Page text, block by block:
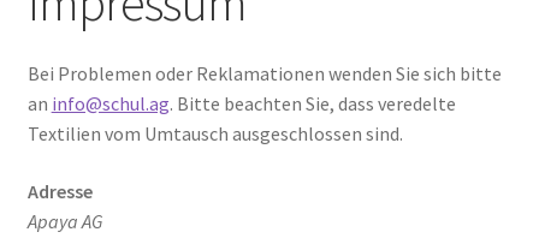
Kasse
Mein Konto
Versand
Bei Problemen oder Reklamationen wenden Sie sich bitte
an info@schul.ag. Bitte beachten Sie, dass veredelte
Textilien vom Umtausch ausgeschlossen sind.
Adresse
Apaya AG